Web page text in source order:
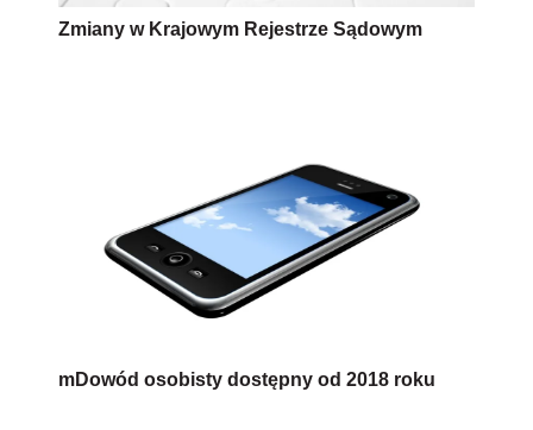
Zmiany w Krajowym Rejestrze Sądowym
mDowód osobisty dostępny od 2018 roku